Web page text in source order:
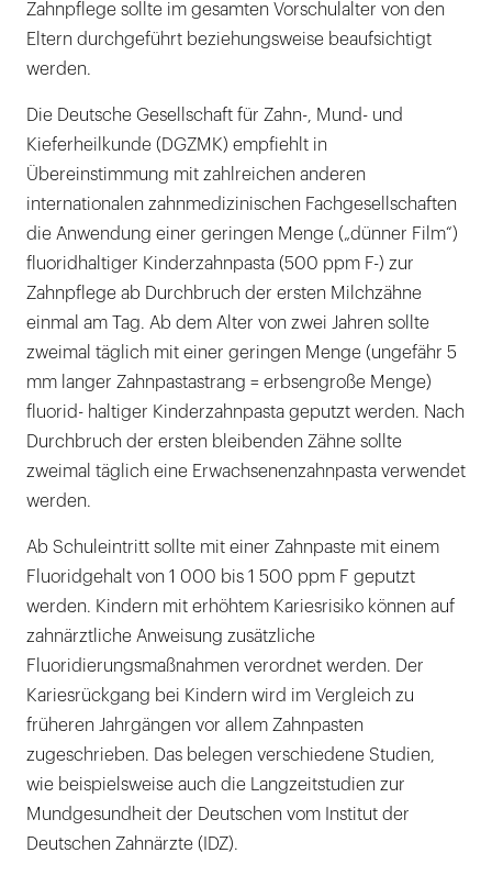
Zahnpflege sollte im gesamten Vorschulalter von den
Eltern durchgeführt beziehungsweise beaufsichtigt
werden.
Die Deutsche Gesellschaft für Zahn-, Mund- und
Kieferheilkunde (DGZMK) empfiehlt in
Übereinstimmung mit zahlreichen anderen
internationalen zahnmedizinischen Fachgesellschaften
die Anwendung einer geringen Menge („dünner Film“)
fluoridhaltiger Kinderzahnpasta (500 ppm F-) zur
Zahnpflege ab Durchbruch der ersten Milchzähne
einmal am Tag. Ab dem Alter von zwei Jahren sollte
zweimal täglich mit einer geringen Menge (ungefähr 5
mm langer Zahnpastastrang = erbsengroße Menge)
fluorid- haltiger Kinderzahnpasta geputzt werden. Nach
Durchbruch der ersten bleibenden Zähne sollte
zweimal täglich eine Erwachsenenzahnpasta verwendet
werden.
Ab Schuleintritt sollte mit einer Zahnpaste mit einem
Fluoridgehalt von 1 000 bis 1 500 ppm F geputzt
werden. Kindern mit erhöhtem Kariesrisiko können auf
zahnärztliche Anweisung zusätzliche
Fluoridierungsmaßnahmen verordnet werden. Der
Kariesrückgang bei Kindern wird im Vergleich zu
früheren Jahrgängen vor allem Zahnpasten
zugeschrieben. Das belegen verschiedene Studien,
wie beispielsweise auch die Langzeitstudien zur
Mundgesundheit der Deutschen vom Institut der
Deutschen Zahnärzte (IDZ).